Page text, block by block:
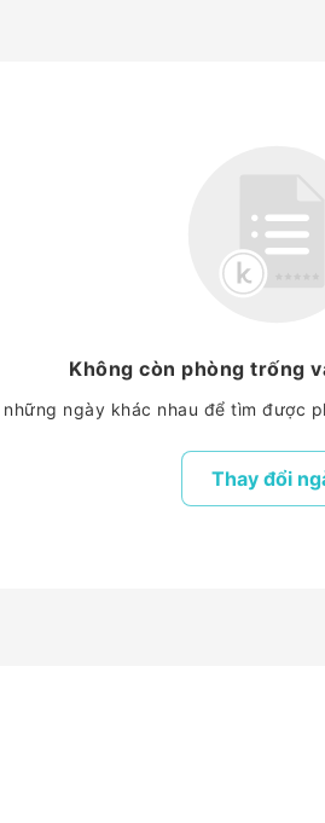
Không còn phòng trống
ngày khác nhau để tìm được
Thay đổi